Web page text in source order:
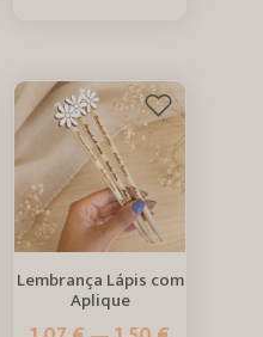
Lembrança Lápis com
Aplique